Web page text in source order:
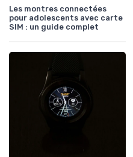
Les montres connectées
pour adolescents avec carte
SIM : un guide complet